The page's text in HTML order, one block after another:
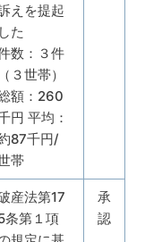
えを提起
した
数：３件
（３世帯）
額：260
円 平均：
87千円/
帯
産法第17
条第１項
承
認